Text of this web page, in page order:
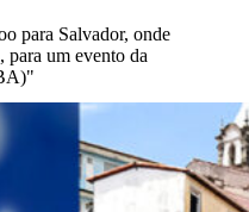
para Salvador, onde
para um evento da